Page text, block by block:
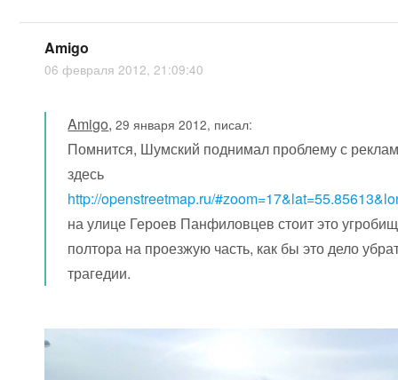
Amigo
06 февраля 2012, 21:09:40
Amigo,29 января 2012, писал:
Помнится, Шумский поднимал проблему с
здесь
http://openstreetmap.ru/
на улице Героев Панфиловцев стоит это
полтора на проезжую часть, как бы это дело
трагедии.